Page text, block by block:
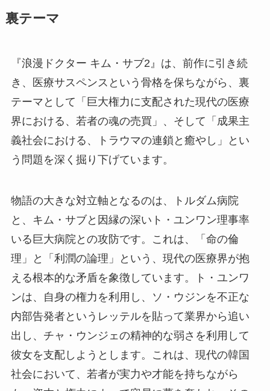
裏テーマ
『浪漫ドクター キム・サブ2』は、前作に引き続
き、医療サスペンスという骨格を保ちながら、裏
テーマとして「巨大権力に支配された現代の医療
界における、若者の魂の売買」、そして「成果主
義社会における、トラウマの連鎖と癒やし」とい
う問題を深く掘り下げています。
物語の大きな対立軸となるのは、トルダム病院
と、キム・サブと因縁の深いト・ユンワン理事率
いる巨大病院との攻防です。これは、「命の倫
理」と「利潤の論理」という、現代の医療界が抱
える根本的な矛盾を象徴しています。ト・ユンワ
ンは、自身の権力を利用し、ソ・ウジンを不正な
内部告発者というレッテルを貼って業界から追い
出し、チャ・ウンジェの精神的な弱さを利用して
彼女を支配しようとします。これは、現代の韓国
社会において、若者が実力や才能を持ちながら